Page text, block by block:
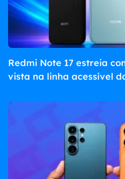
Redmi Note 17 estreia
vista na linha acessível